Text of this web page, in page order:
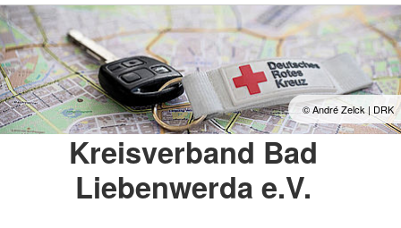
© André Zelck | DRK
Kreisverband Bad
Liebenwerda e.V.